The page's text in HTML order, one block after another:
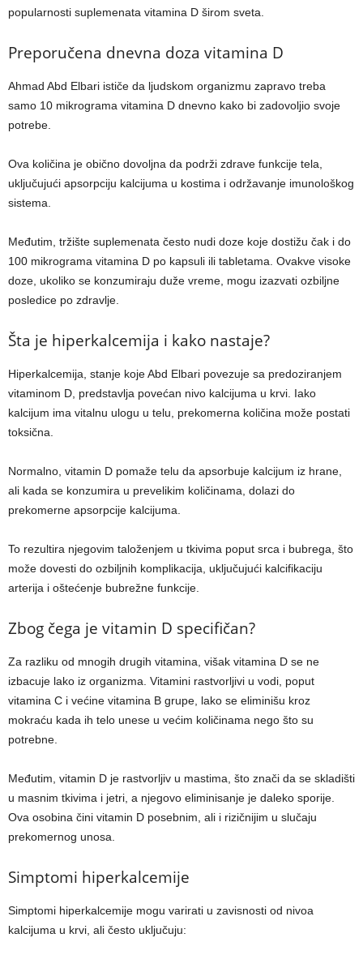
popularnosti suplemenata vitamina D širom sveta.
Preporučena dnevna doza vitamina D
Ahmad Abd Elbari ističe da ljudskom organizmu zapravo treba
samo 10 mikrograma vitamina D dnevno kako bi zadovoljio svoje
potrebe.
Ova količina je obično dovoljna da podrži zdrave funkcije tela,
uključujući apsorpciju kalcijuma u kostima i održavanje imunološkog
sistema.
Međutim, tržište suplemenata često nudi doze koje dostižu čak i do
100 mikrograma vitamina D po kapsuli ili tabletama. Ovakve visoke
doze, ukoliko se konzumiraju duže vreme, mogu izazvati ozbiljne
posledice po zdravlje.
Šta je hiperkalcemija i kako nastaje?
Hiperkalcemija, stanje koje Abd Elbari povezuje sa predoziranjem
vitaminom D, predstavlja povećan nivo kalcijuma u krvi. Iako
kalcijum ima vitalnu ulogu u telu, prekomerna količina može postati
toksična.
Normalno, vitamin D pomaže telu da apsorbuje kalcijum iz hrane,
ali kada se konzumira u prevelikim količinama, dolazi do
prekomerne apsorpcije kalcijuma.
To rezultira njegovim taloženjem u tkivima poput srca i bubrega, što
može dovesti do ozbiljnih komplikacija, uključujući kalcifikaciju
arterija i oštećenje bubrežne funkcije.
Zbog čega je vitamin D specifičan?
Za razliku od mnogih drugih vitamina, višak vitamina D se ne
izbacuje lako iz organizma. Vitamini rastvorljivi u vodi, poput
vitamina C i većine vitamina B grupe, lako se eliminišu kroz
mokraću kada ih telo unese u većim količinama nego što su
potrebne.
Međutim, vitamin D je rastvorljiv u mastima, što znači da se skladišti
u masnim tkivima i jetri, a njegovo eliminisanje je daleko sporije.
Ova osobina čini vitamin D posebnim, ali i rizičnijim u slučaju
prekomernog unosa.
Simptomi hiperkalcemije
Simptomi hiperkalcemije mogu varirati u zavisnosti od nivoa
kalcijuma u krvi, ali često uključuju: